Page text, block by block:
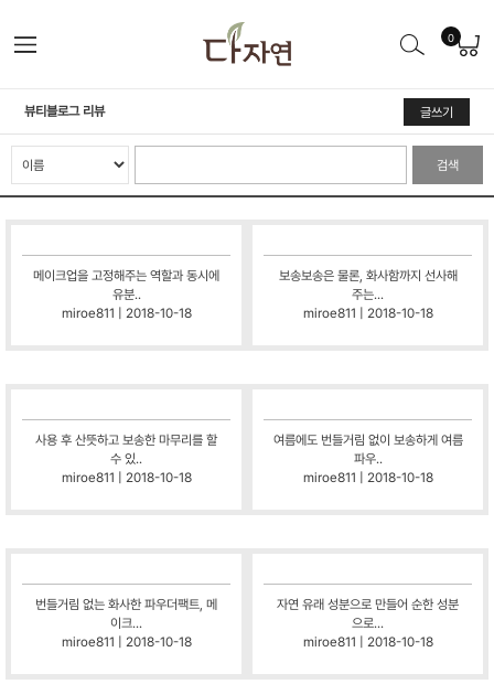
0
뷰티블로그 리뷰 글쓰기
검색
메이크업을 고정해주는 역할과 동시에
유분..
miroe811 | 2018-10-18
보송보송은 물론, 화사함까지 선사해
주는...
miroe811 | 2018-10-18
사용 후 산뜻하고 보송한 마무리를 할
수 있..
miroe811 | 2018-10-18
여름에도 번들거림 없이 보송하게 여름
파우..
miroe811 | 2018-10-18
번들거림 없는 화사한 파우더팩트, 메
이크...
miroe811 | 2018-10-18
자연 유래 성분으로 만들어 순한 성분
으로...
miroe811 | 2018-10-18